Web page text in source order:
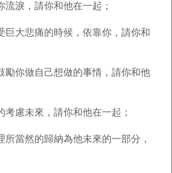
流淚，請你和他在一起；
巨大悲痛的時候，依靠你，請你和
勵你做自己想做的事情，請你和他
考慮未來，請你和他在一起；
所當然的歸納為他未來的一部分，